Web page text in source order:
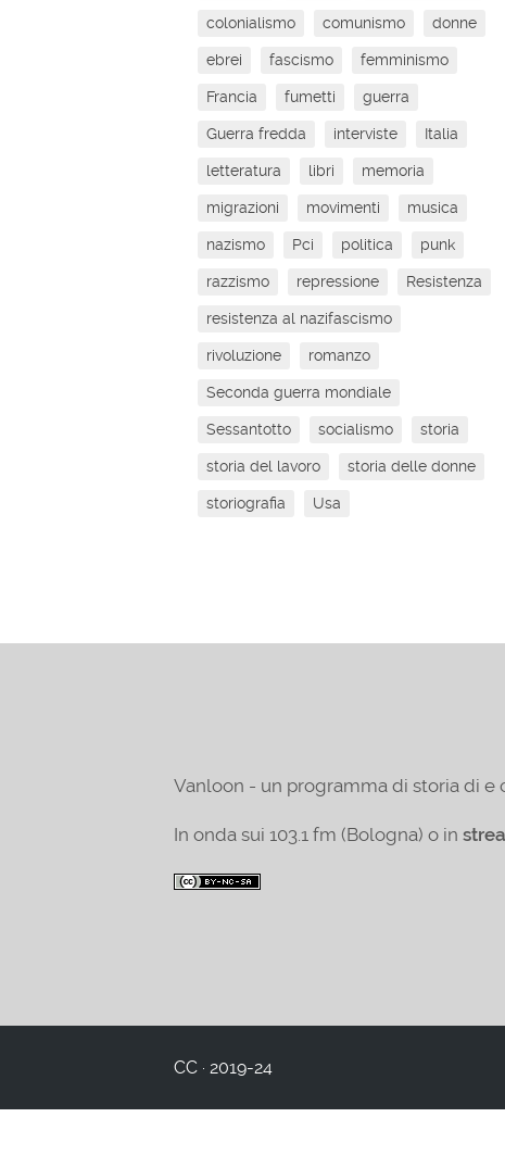
colonialismo comunismo donne
ebrei fascismo femminismo
Francia fumetti guerra
Guerra fredda interviste Italia
letteratura libri memoria
migrazioni movimenti musica
nazismo Pci politica punk
razzismo repressione Resistenza
resistenza al nazifascismo
rivoluzione romanzo
Seconda guerra mondiale
Sessantotto socialismo storia
storia del lavoro storia delle donne
storiografia Usa
Vanloon - un programma di storia di e
In onda sui 103.1 fm (Bologna) o in
CC · 2019-24